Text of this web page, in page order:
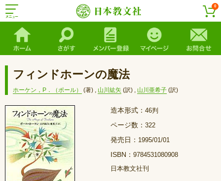
0
フィンドホーンの魔法
ホーケン，P．（ポール） (著) , 山川紘矢 (訳) , 山川亜希子 (訳)
造本形式： 46判
ページ数： 322
発売日： 1995/01/01
ISBN： 9784531080908
日本教文社刊